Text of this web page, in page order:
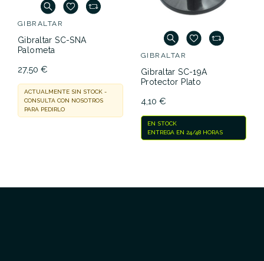
GIBRALTAR
Gibraltar SC-SNA
Palometa
27,50 €
ACTUALMENTE SIN STOCK -
CONSULTA CON NOSOTROS
PARA PEDIRLO
GIBRALTAR
Gibraltar SC-19A
Protector Plato
4,10 €
EN STOCK
ENTREGA EN 24/48 HORAS